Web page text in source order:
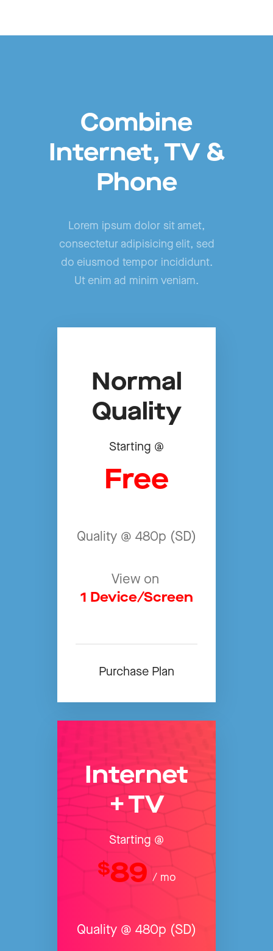
Combine
Internet, TV &
Phone
Lorem ipsum dolor sit amet,
consectetur adipisicing elit, sed
do eiusmod tempor incididunt.
Ut enim ad minim veniam.
Normal
Quality
Starting @
Free
Quality @ 480p (SD)
View on
1 Device/Screen
Purchase Plan
Internet
+ TV
Starting @
$89 / mo
Quality @ 480p (SD)